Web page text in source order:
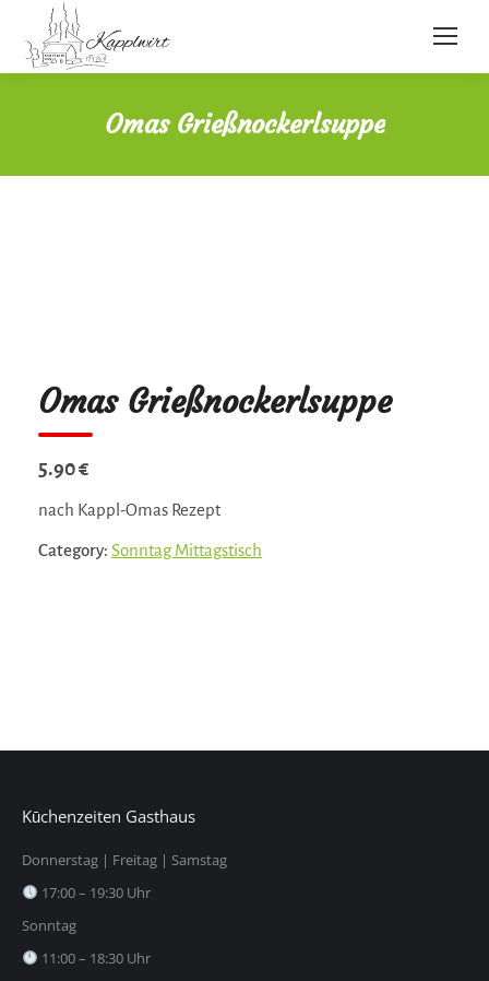
Omas Grießnockerlsuppe
Omas Grießnockerlsuppe
5.90 €
nach Kappl-Omas Rezept
Category: Sonntag Mittagstisch
Kūchenzeiten Gasthaus
Donnerstag | Freitag | Samstag
17:00 – 19:30 Uhr
Sonntag
11:00 – 18:30 Uhr